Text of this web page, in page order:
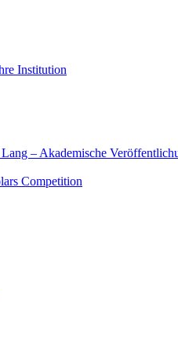
Institution
– Akademische
Competition